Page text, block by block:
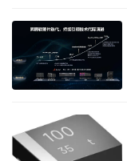
发，学员将具备运
完成以B/S开发模式
网站等各种信息管